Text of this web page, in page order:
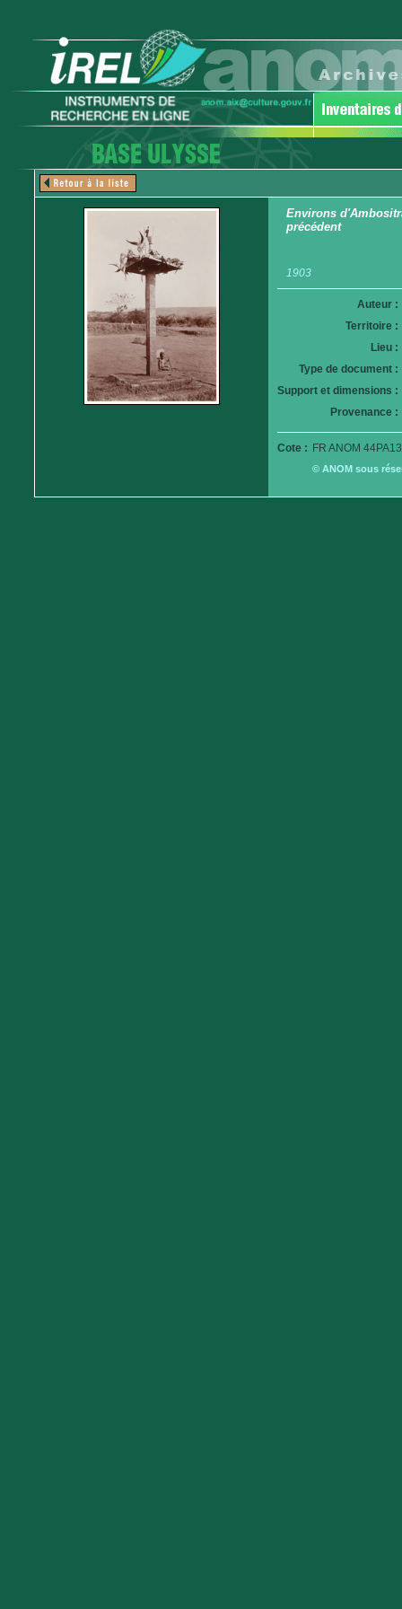
Environs
précédent
1903
Auteur :
Territoire :
Lieu :
Type de document :
Support et dimensions :
Provenance :
Cote : FR ANOM
© ANOM sous